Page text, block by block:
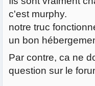
c'est murphy.
notre truc
un bon
Par contre, ca ne
question sur le